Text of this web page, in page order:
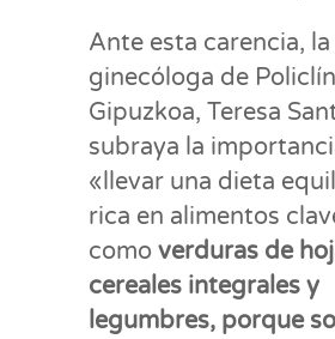
Ante esta carencia, la
ginecóloga de
Gipuzkoa, Teresa
subraya la
«llevar una dieta
rica en alimentos
como verduras de
cereales integrales y
legumbres, porque